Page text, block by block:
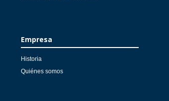
Empresa
Historia
Quiénes somos